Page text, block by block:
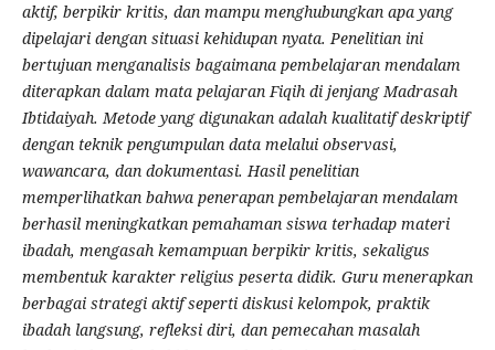
aktif, berpikir kritis, dan mampu menghubungkan apa yang
dipelajari dengan situasi kehidupan nyata. Penelitian ini
bertujuan menganalisis bagaimana pembelajaran mendalam
diterapkan dalam mata pelajaran Fiqih di jenjang Madrasah
Ibtidaiyah. Metode yang digunakan adalah kualitatif deskriptif
dengan teknik pengumpulan data melalui observasi,
wawancara, dan dokumentasi. Hasil penelitian
memperlihatkan bahwa penerapan pembelajaran mendalam
berhasil meningkatkan pemahaman siswa terhadap materi
ibadah, mengasah kemampuan berpikir kritis, sekaligus
membentuk karakter religius peserta didik. Guru menerapkan
berbagai strategi aktif seperti diskusi kelompok, praktik
ibadah langsung, refleksi diri, dan pemecahan masalah